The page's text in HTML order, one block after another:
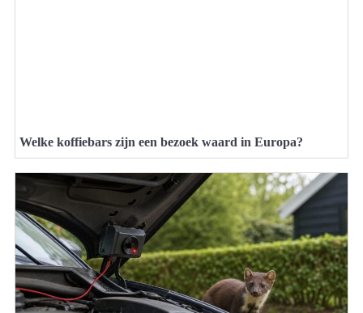
Welke koffiebars zijn een bezoek waard in Europa?